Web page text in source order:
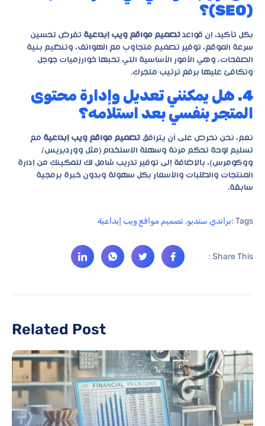
(SEO)؟
بكل تأكيد، إن قواعد تصميم مواقع ويب إبداعية تفرض تحسين
سرعة الموقع، توفير تصميم متجاوب مع الهواتف، وتنظيم بنية
الصفحات، وهي الأمور الأساسية التي تحبها خوارزميات جوجل
وتكافئ عليها برفع ترتيب متجركِ.
4. هل يمكنني تعديل وإدارة محتوى
المتجر بنفسي بعد استلامه؟
نعم، نحن نحرص على أن يترافق تصميم مواقع ويب إبداعية مع
تسليم لوحة تحكم مرنة وسهلة الاستخدام (مثل ووردبريس/
ووكومرس)، بالإضافة إلى توفير تدريب شامل لكِ لتمكينكِ من إدارة
المنتجات والطلبات والأسعار بكل سهولة وبدون خبرة برمجية
سابقة.
Tags : براندي ستديو, تصميم مواقع ويب إبداعية
Share This :
Related Post